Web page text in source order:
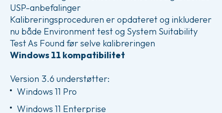
USP-anbefalinger
Kalibreringsproceduren er opdateret og inkluderer
nu både Environment test og System Suitability
Test As Found før selve kalibreringen
Windows 11 kompatibilitet
Version 3.6 understøtter:
Windows 11 Pro
Windows 11 Enterprise